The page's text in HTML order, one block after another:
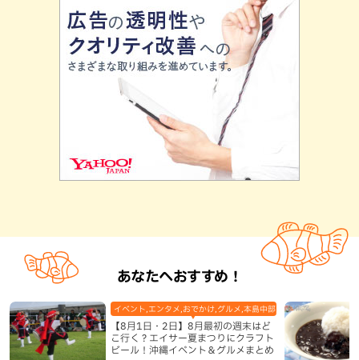
あなたへおすすめ！
【8月1日・2日】8月最初の週末はど
こ行く？エイサー夏まつりにクラフト
ビール！沖縄イベント＆グルメまとめ
イベント,エンタメ,おでかけ,グルメ,本島中部,本島北部,本島南部